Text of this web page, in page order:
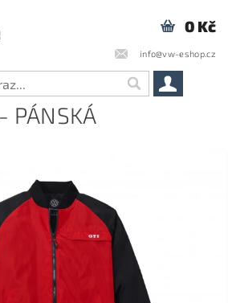
info@vw-eshop.cz
0 Kč
PÁNSKÁ